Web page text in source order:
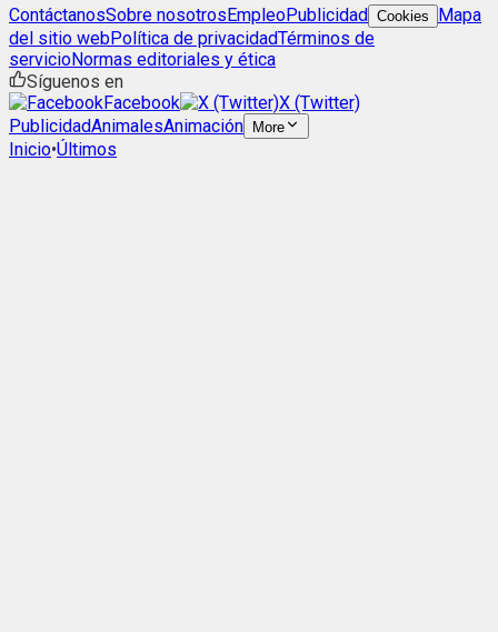
ContáctanosSobre nosotrosEmpleoPublicidad Cookies
Mapa
del sitio webPolítica de privacidadTérminos de
servicioNormas editoriales y ética
Síguenos en
Facebook
X (Twitter)
PublicidadAnimalesAnimación More
Inicio•Últimos